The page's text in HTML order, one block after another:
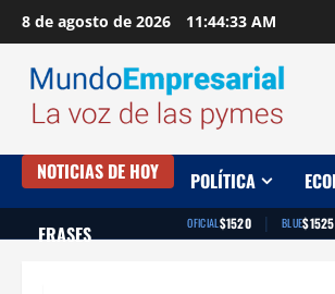
Saltar
al
contenido
8 de agosto de 2026 11:44:34 AM
NOTICIAS DE HOY POLÍTICA
FRASES OFICIAL$1520 | BLUE$1525